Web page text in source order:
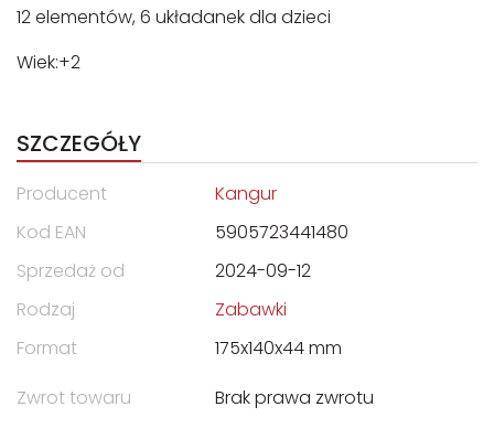
12 elementów, 6 układanek dla dzieci
Wiek:+2
SZCZEGÓŁY
Producent
Kangur
Kod EAN
5905723441480
Sprzedaż od
2024-09-12
Rodzaj
Zabawki
Format
175x140x44 mm
Zwrot towaru
Brak prawa zwrotu